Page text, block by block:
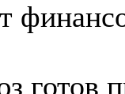
готов